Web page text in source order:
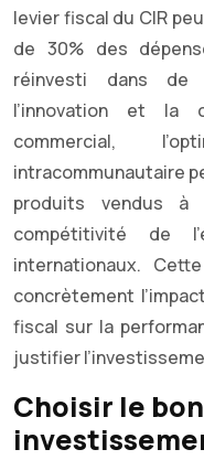
levier fiscal du CIR
de 30% des
réinvesti dans de
l’innovation et la
commercial,
intracommunautaire
produits vendus à
compétitivité de
internationaux.
concrètement
fiscal sur la
justifier
Choisir le